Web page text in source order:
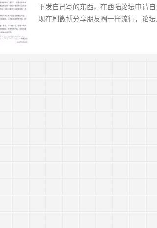
下发自己写的东西，在西陆论坛申请
现在刷微博分享朋友圈一样流行，论